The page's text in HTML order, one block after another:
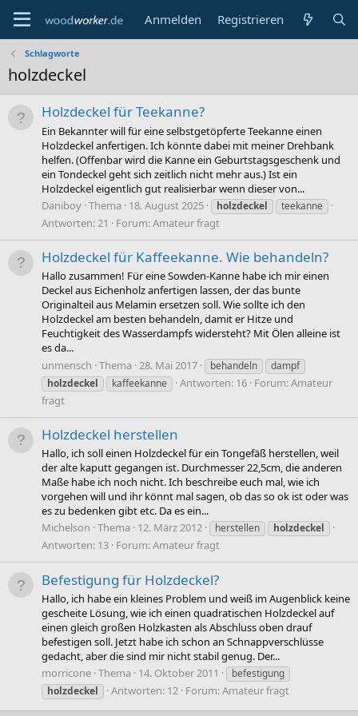
Anmelden Registrieren
Schlagworte
holzdeckel
Holzdeckel für Teekanne?
Ein Bekannter will für eine selbstgetöpferte Teekanne einen
Holzdeckel anfertigen. Ich könnte dabei mit meiner Drehbank
helfen. (Offenbar wird die Kanne ein Geburtstagsgeschenk und
ein Tondeckel geht sich zeitlich nicht mehr aus.) Ist ein
Holzdeckel eigentlich gut realisierbar wenn dieser von...
Daniboy Thema 18. August 2025 holzdeckel teekanne
Antworten: 21 Forum:Amateur fragt
Holzdeckel für Kaffeekanne. Wie behandeln?
Hallo zusammen! Für eine Sowden-Kanne habe ich mir einen
Deckel aus Eichenholz anfertigen lassen, der das bunte
Originalteil aus Melamin ersetzen soll. Wie sollte ich den
Holzdeckel am besten behandeln, damit er Hitze und
Feuchtigkeit des Wasserdampfs widersteht? Mit Ölen alleine ist
es da...
unmensch Thema 28. Mai 2017 behandeln
dampf
holzdeckel
kaffeekanne Antworten: 16 Forum:Amateur
fragt
Holzdeckel herstellen
Hallo, ich soll einen Holzdeckel für ein Tongefäß herstellen, weil
der alte kaputt gegangen ist. Durchmesser 22,5cm, die anderen
Maße habe ich noch nicht. Ich beschreibe euch mal, wie ich
vorgehen will und ihr könnt mal sagen, ob das so ok ist oder was
es zu bedenken gibt etc. Da es ein...
Michelson Thema 12. März 2012 herstellen holzdeckel
Antworten: 13 Forum:Amateur fragt
Befestigung für Holzdeckel?
Hallo, ich habe ein kleines Problem und weiß im Augenblick keine
gescheite Lösung, wie ich einen quadratischen Holzdeckel auf
einen gleich großen Holzkasten als Abschluss oben drauf
befestigen soll. Jetzt habe ich schon an Schnappverschlüsse
gedacht, aber die sind mir nicht stabil genug. Der...
morricone Thema 14. Oktober 2011
befestigung
holzdeckel
Antworten: 12 Forum:Amateur fragt